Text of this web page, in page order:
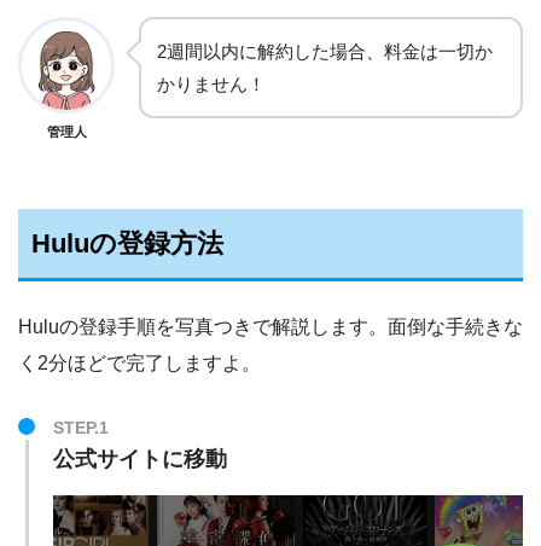
管理人
2週間以内に解約した場合、料金は一切か
かりません！
Huluの登録方法
Huluの登録手順を写真つきで解説します。面倒な手続きな
く2分ほどで完了しますよ。
STEP.1
公式サイトに移動